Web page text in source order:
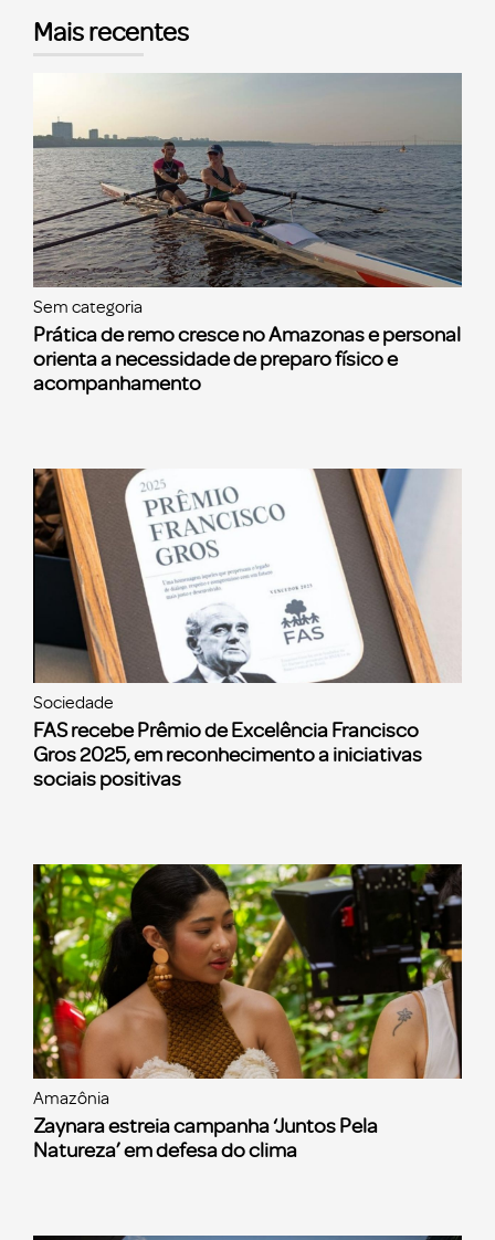
Mais recentes
Sem categoria
Prática de remo cresce no Amazonas e personal
orienta a necessidade de preparo físico e
acompanhamento
Sociedade
FAS recebe Prêmio de Excelência Francisco
Gros 2025, em reconhecimento a iniciativas
sociais positivas
Amazônia
Zaynara estreia campanha ‘Juntos Pela
Natureza’ em defesa do clima